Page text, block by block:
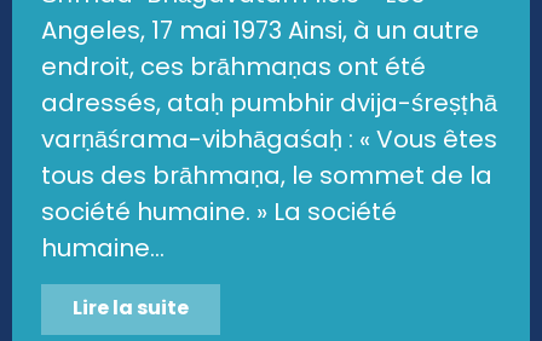
Angeles, 17 mai 1973 Ainsi, à un autre
endroit, ces brāhmaṇas ont été
adressés, ataḥ pumbhir dvija-śreṣṭhā
varṇāśrama-vibhāgaśaḥ : « Vous êtes
tous des brāhmaṇa, le sommet de la
société humaine. » La société
humaine...
Lire la suite